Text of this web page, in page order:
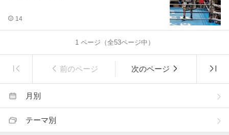
14
1ページ（全53ページ中）
前のページ 次のページ
月別
テーマ別